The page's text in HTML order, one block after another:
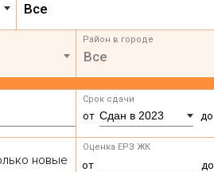
Все
Район в городе
Все
Срок сдачи
от Сдан в 2023 до
новые
Оценка ЕРЗ ЖК
от до